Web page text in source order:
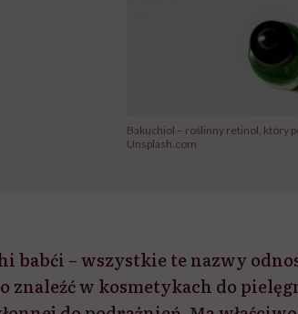
Bakuchiol – roślinny retinol, który
Unsplash.com
babći – wszystkie te nazwy
znaleźć w kosmetykach do